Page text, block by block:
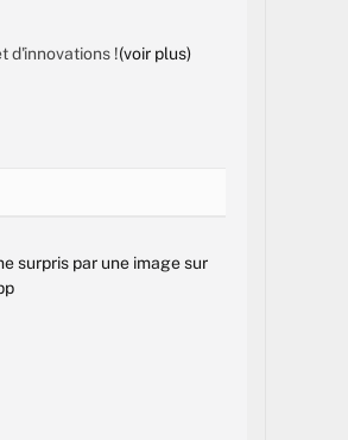
d'innovations !(voir plus)